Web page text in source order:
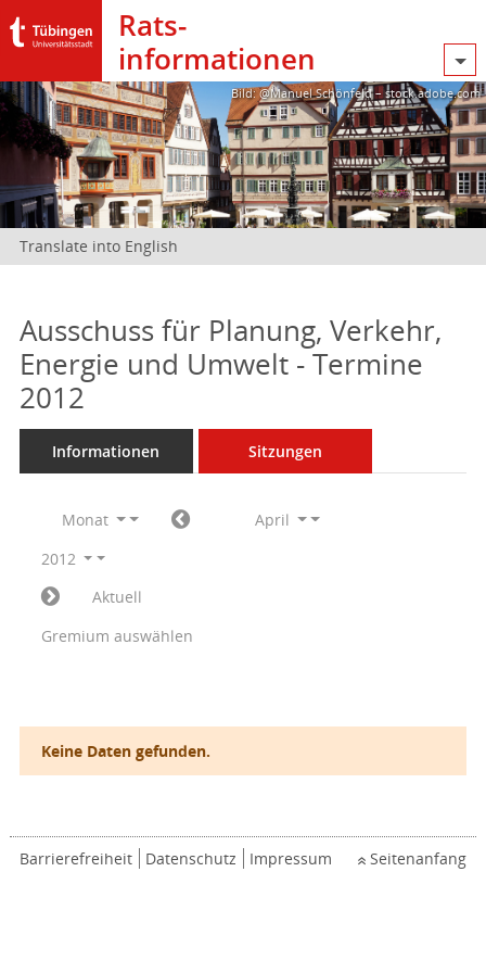
Rats­
informationen
Bild: @Manuel Schönfeld – stock.adobe.com
Translate into English
Ausschuss für Planung, Verkehr,
Energie und Umwelt - Termine
2012
Informationen Sitzungen
Monat
April
2012
Aktuell
Gremium auswählen
Keine Daten gefunden.
Barrierefreiheit Datenschutz Impressum Seitenanfang